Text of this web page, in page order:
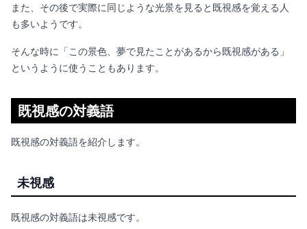
また、その後で実際に同じような光景を見ると 既視感を覚える人
も多いようです。
そんな時に「この景色、夢で見たことがあるから既視感がある」
というように使うこともあります。
既視感の対義語
既視感の対義語を紹介します。
未視感
既視感の対義語は未視感です。